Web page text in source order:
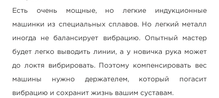
Есть очень мощные, но легкие индукционные
машинки из специальных сплавов. Но легкий металл
иногда не балансирует вибрацию. Опытный мастер
будет легко выводить линии, а у новичка рука может
до локтя вибрировать. Поэтому компенсировать вес
машины нужно держателем, который погасит
вибрацию и сохранит жизнь вашим суставам.